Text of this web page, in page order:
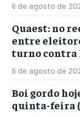
6 de agosto de
Quaest: no
entre
turno contra
6 de agosto de
Boi gordo
quinta-feira